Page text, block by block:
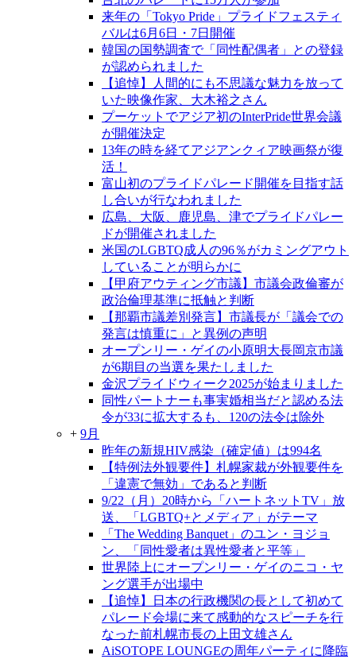
来年の「Tokyo Pride」プライドフェスティ
バルは6月6日・7日開催
韓国の国勢調査で「同性配偶者」との登録
が認められました
【追悼】人間的にも不思議な魅力を放って
いた映像作家、大木裕之さん
プーケットでアジア初のInterPride世界会議
が開催決定
13年の時を経てアジアンクィア映画祭が復
活！
富山初のプライドパレード開催を目指す話
し合いが行なわれました
広島、大阪、鹿児島、津でプライドパレー
ドが開催されました
米国のLGBTQ成人の96％がカミングアウト
していることが明らかに
【甲府アウティング市議】市議会政倫審が
政治倫理基準に抵触と判断
【那覇市議差別発言】市議長が「議会での
発言は慎重に」と異例の声明
オープンリー・ゲイの小原明大長岡京市議
が6期目の当選を果たしました
金沢プライドウィーク2025が始まりました
同性パートナーも事実婚相当だと認める法
令が33に拡大するも、120の法令は除外
+ 9月
昨年の新規HIV感染（確定値）は994名
【特例法外観要件】札幌家裁が外観要件を
「違憲で無効」であると判断
9/22（月）20時から「ハートネットTV」放
送、「LGBTQ+とメディア」がテーマ
「The Wedding Banquet」のユン・ヨジョ
ン、「同性愛者は異性愛者と平等」
世界陸上にオープンリー・ゲイのニコ・ヤ
ング選手が出場中
【追悼】日本の行政機関の長として初めて
パレード会場に来て感動的なスピーチを行
なった前札幌市長の上田文雄さん
AiSOTOPE LOUNGEの周年パーティに降臨